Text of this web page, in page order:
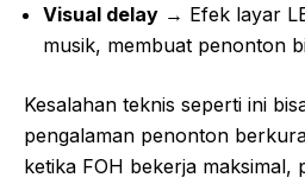
Visual delay → Efek layar
musik, membuat penonton
Kesalahan teknis seperti ini
pengalaman penonton
ketika FOH bekerja maksimal,